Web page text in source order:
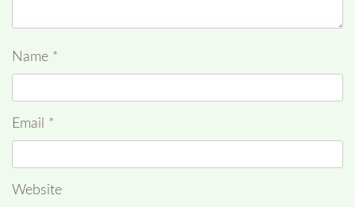
Name *
Email *
Website